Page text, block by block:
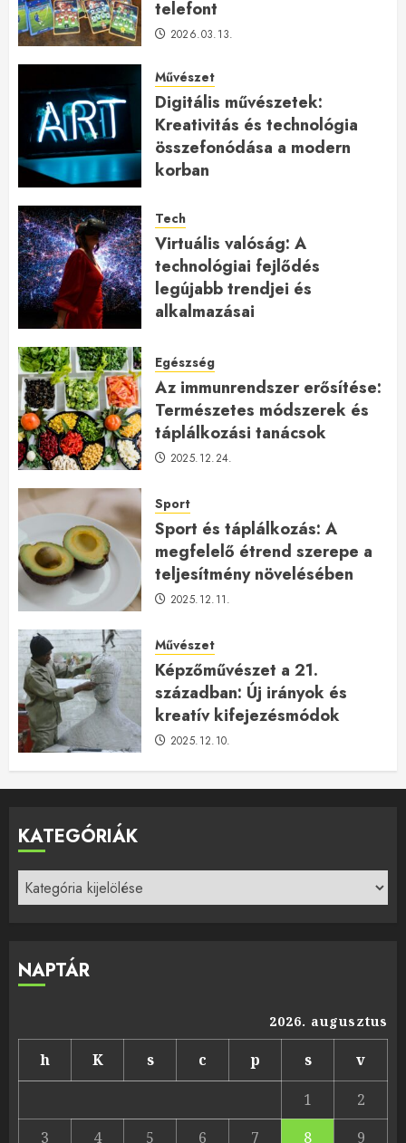
telefont
2026.03.13.
Művészet
Digitális művészetek:
Kreativitás és technológia
összefonódása a modern
korban
Tech
Virtuális valóság: A
technológiai fejlődés
legújabb trendjei és
alkalmazásai
Egészség
Az immunrendszer erősítése:
Természetes módszerek és
táplálkozási tanácsok
2025.12.24.
Sport
Sport és táplálkozás: A
megfelelő étrend szerepe a
teljesítmény növelésében
2025.12.11.
Művészet
Képzőművészet a 21.
században: Új irányok és
kreatív kifejezésmódok
2025.12.10.
KATEGÓRIÁK
Kategóriák
NAPTÁR
2026. augusztus
h K s c p s
v
1
2
3
4 5 6 7 8 9